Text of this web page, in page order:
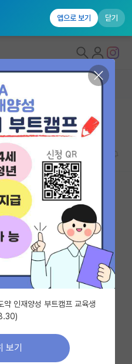
앱으로 보기 닫기
을 그만두고 싶습니다.
홀해지는 느낌...
인재양성 부트캠프 교육생
보기